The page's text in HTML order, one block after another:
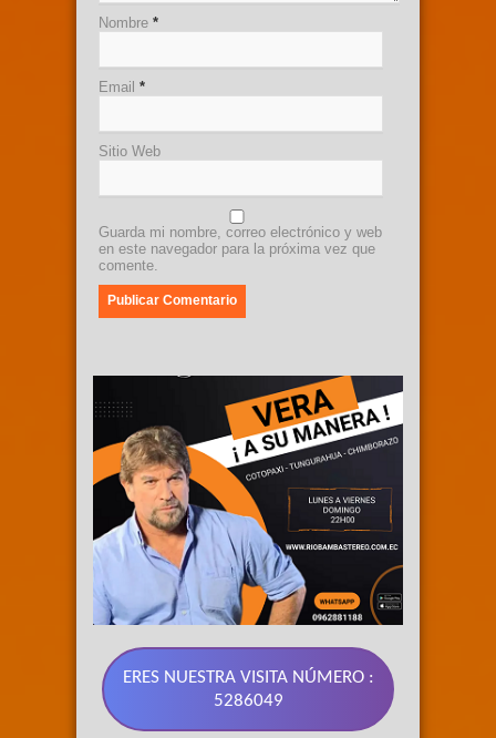
Nombre *
Email *
Sitio Web
Guarda mi nombre, correo electrónico y web
en este navegador para la próxima vez que
comente.
ERES NUESTRA VISITA NÚMERO :
5286049